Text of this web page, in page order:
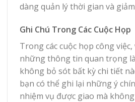
dàng quản lý thời gian và
Ghi Chú Trong Các Cuộc Họp
Trong các cuộc họp công
những thông tin quan trọng
không bỏ sót bất kỳ chi tiết
bạn có thể ghi lại những ý
nhiệm vụ được giao mà